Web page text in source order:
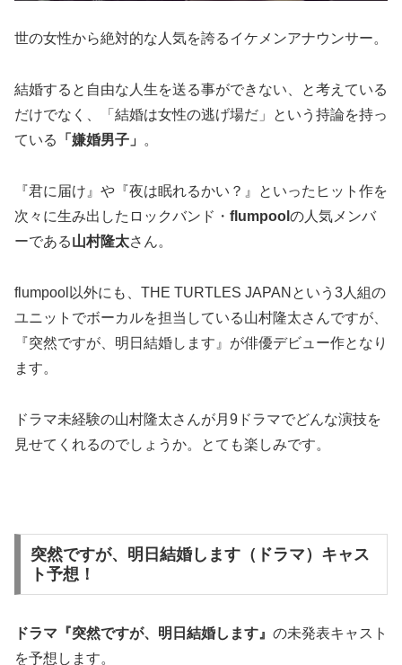
世の女性から絶対的な人気を誇るイケメンアナウンサー。
結婚すると自由な人生を送る事ができない、と考えている
だけでなく、「結婚は女性の逃げ場だ」という持論を持っ
ている
「嫌婚男子」 。
『君に届け』や『夜は眠れるかい？』といったヒット作を
次々に生み出したロックバンド・ flumpool の人気メンバ
ーである山村隆太さん。
flumpool以外にも、THE TURTLES JAPANという3人組の
ユニットでボーカルを担当している山村隆太さんですが、
『突然ですが、明日結婚します』が俳優デビュー作となり
ます。
ドラマ未経験の山村隆太さんが月9ドラマでどんな演技を
見せてくれるのでしょうか。とても楽しみです。
突然ですが、明日結婚します（ドラマ）キャス
ト予想！
ドラマ『突然ですが、明日結婚します』 の未発表キャスト
を予想します。